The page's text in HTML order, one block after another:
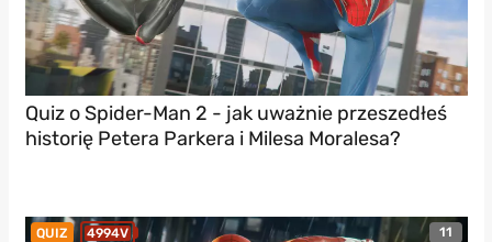
Quiz o Spider-Man 2 - jak uważnie przeszedłeś
historię Petera Parkera i Milesa Moralesa?
QUIZ 4994V 11